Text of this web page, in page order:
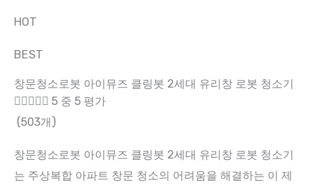
HOT
BEST
창문청소로봇 아이뮤즈 클링봇 2세대 유리창 로봇 청소기
     5 중 5 평가
(503개)
창문청소로봇 아이뮤즈 클링봇 2세대 유리창 로봇 청소기
는 주상복합 아파트 창문 청소의 어려움을 해결하는 이 제